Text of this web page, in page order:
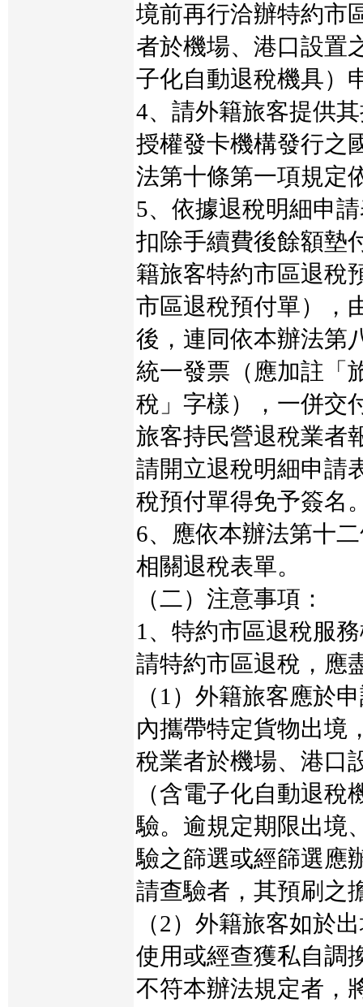
境前再行洽辦特約市
者於機場、港口設置
子化自動退稅機具）
4、請外籍旅客提供
授權發卡機構發行之
法第十條第一項規定
5、依據退稅明細申
扣除手續費後餘額墊
籍旅客特約市區退稅
市區退稅預付單），
後，連同依本辦法第
統一發票（應加註「
稅」字樣），一併交
旅客持民營退稅業者
請開立退稅明細申請
稅預付單得免予簽名
6、應依本辦法第十
相關退稅表單。
（二）注意事項：
1、特約市區退稅服
請特約市區退稅，應
（1）外籍旅客應於
內攜帶特定貨物出境
稅業者於機場、港口
（含電子化自動退
驗。逾規定期限出境
驗之篩選或經篩選應
請查驗者，其預刷之
（2）外籍旅客如於
使用或經查獲私自調
不符本辦法規定者，